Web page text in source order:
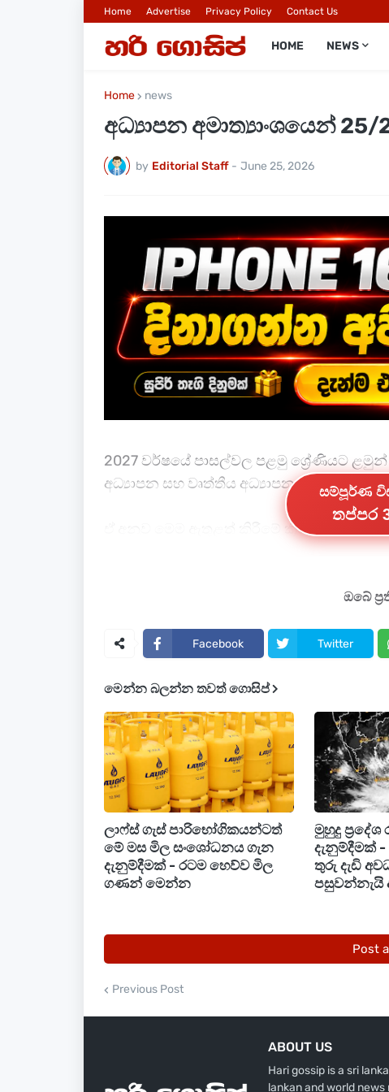
Home Advertise Privacy Policy Contact Us
HOME NEWS
Home news
අධ්‍යාපන අමාත්‍යාංශයෙන්
by Editorial Staff - June 25, 2026
2027 වර්ෂයේ පාසල්වල පළමු ශ්‍රේණියට
අධ්‍යාපන සහ වෘත්තීය අධ්‍යාපන අමාත්‍යාංශය
ඒ අනුව මෙම ඇතුළත් කිරීමේ ක්‍රියාවලියට අදාළ
www.moe.gov.lkවෙත
සම්පූර්ණ
තප්පර
ඔබේ
Facebook Twitter
මෙන්න බලන්න තවත් ගොසිප්
ලාෆ්ස් ගැස් පාරිභෝගිකයන්ටත්
මේ මස මිල සංශෝධනය ගැන
දැනුම්දීමක් - රටම හෙව්ව මිල
ගණන් මෙන්න
මුහුදු
දැනුම්දීමක්
තුරු දැඩි
පසුවන්නැයි
Post
Previous Post
ABOUT US
Hari gossip is a sri
lankan and world